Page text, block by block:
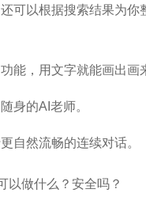
可以根据搜索结果为
能，用文字就能画出画
身的AI老师。
自然流畅的连续对话。